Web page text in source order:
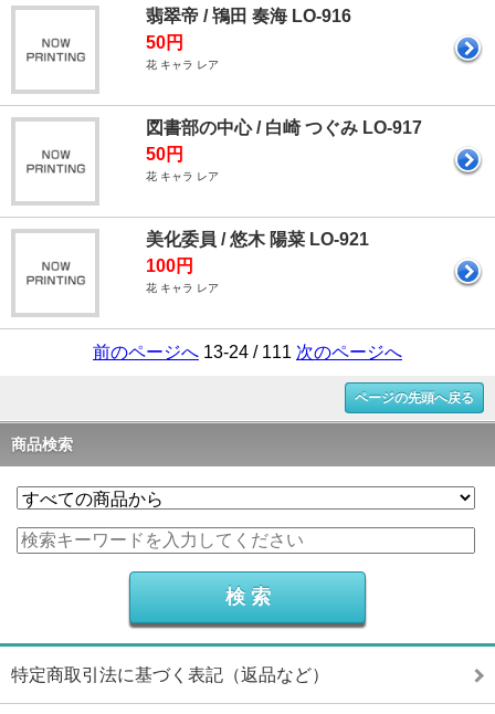
翡翠帝 / 鴇田 奏海 LO-916
50円
花 キャラ レア
図書部の中心 / 白崎 つぐみ LO-917
50円
花 キャラ レア
美化委員 / 悠木 陽菜 LO-921
100円
花 キャラ レア
前のページへ 13-24 / 111 次のページへ
ページの先頭へ戻る
商品検索
特定商取引法に基づく表記（返品など）